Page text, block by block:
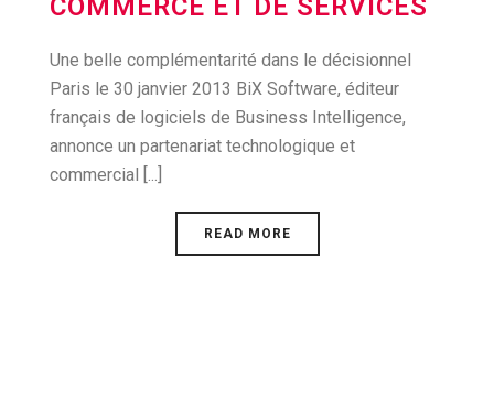
COMMERCE ET DE SERVICES
Une belle complémentarité dans le décisionnel
Paris le 30 janvier 2013 BiX Software, éditeur
français de logiciels de Business Intelligence,
annonce un partenariat technologique et
commercial [...]
READ MORE